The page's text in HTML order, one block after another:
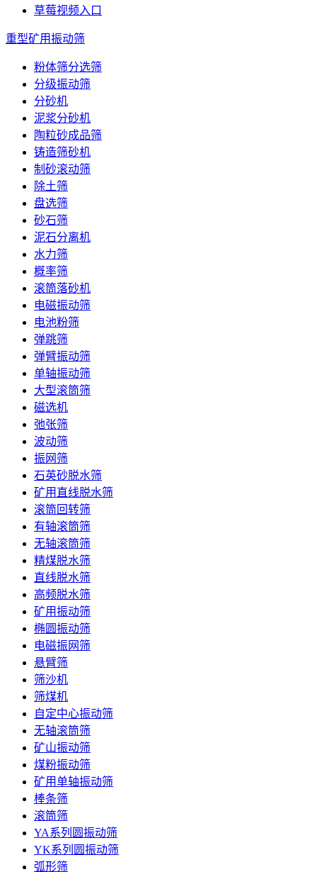
草莓视频入口
重型矿用振动筛
粉体筛分选筛
分级振动筛
分砂机
泥浆分砂机
陶粒砂成品筛
铸造筛砂机
制砂滚动筛
除土筛
盘选筛
砂石筛
泥石分离机
水力筛
概率筛
滚筒落砂机
电磁振动筛
电池粉筛
弹跳筛
弹臂振动筛
单轴振动筛
大型滚筒筛
磁选机
弛张筛
波动筛
振网筛
石英砂脱水筛
矿用直线脱水筛
滚筒回转筛
有轴滚筒筛
无轴滚筒筛
精煤脱水筛
直线脱水筛
高频脱水筛
矿用振动筛
椭圆振动筛
电磁振网筛
悬臂筛
筛沙机
筛煤机
自定中心振动筛
无轴滚筒筛
矿山振动筛
煤粉振动筛
矿用单轴振动筛
棒条筛
滚筒筛
YA系列圆振动筛
YK系列圆振动筛
弧形筛